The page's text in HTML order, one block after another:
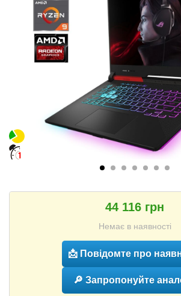
44 116 грн
Немає в наявності
📩 Повідомте про
🔎 Запропонуйте